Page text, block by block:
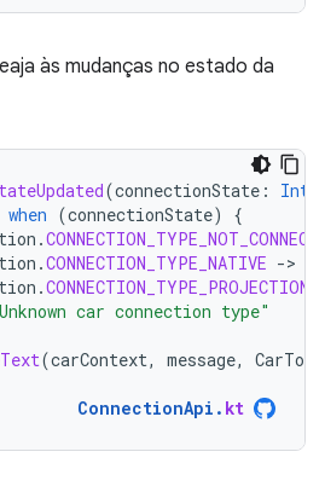
às mudanças no estado da
(connectionState : Int
when (connectionState)
{
.
.CONNECTION_TYPE_NATIVE ->
.CONNECTION_TYPE_PROJECTION
car connection type"
(carContext, message,
ConnectionApi . kt